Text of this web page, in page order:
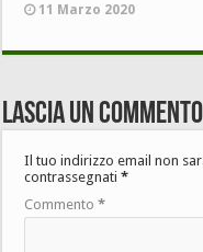
11 Marzo 2020
Lascia un commento
Il tuo indirizzo email non
contrassegnati*
Commento*